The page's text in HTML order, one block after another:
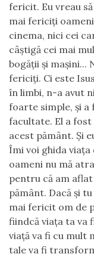
fericit. Eu vreau
mai fericiţi
cinema, nici cei
câştigă cei mai
bogăţii şi maşini...
fericiţi. Ci este
în limbi, n-a avut
foarte simple, şi
facultate. El a
acest pământ. Şi
Îmi voi ghida viaţa
oameni nu mă
pentru că am
pământ. Dacă şi
mai fericit om de
fiindcă viaţa ta va
viaţă va fi cu mult
tale va fi